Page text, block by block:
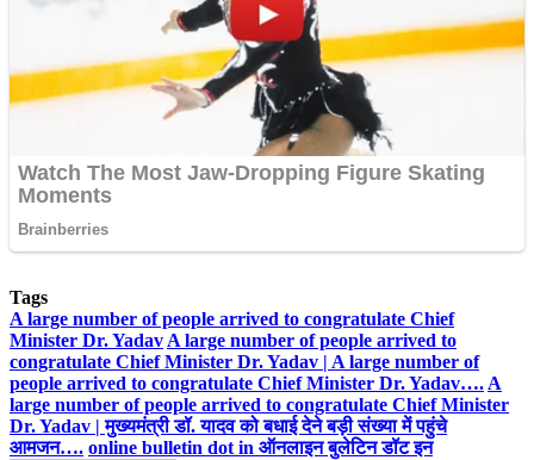
Tags
A large number of people arrived to congratulate Chief
Minister Dr. Yadav A large number of people arrived to
congratulate Chief Minister Dr. Yadav | A large number of
people arrived to congratulate Chief Minister Dr. Yadav…. A
large number of people arrived to congratulate Chief Minister
Dr. Yadav | मुख्यमंत्री डॉ. यादव को बधाई देने बड़ी संख्या में पहुंचे
आमजन…. online bulletin dot in ऑनलाइन बुलेटिन डॉट इन